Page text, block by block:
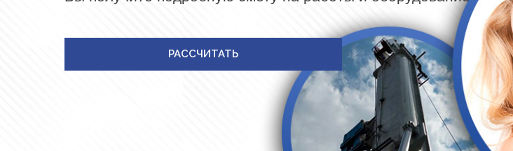
РАССЧИТАТЬ